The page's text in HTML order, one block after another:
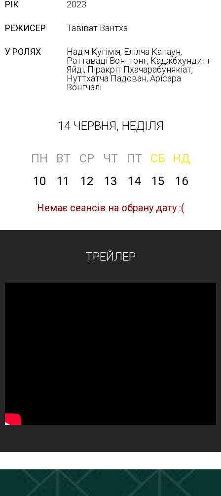
РІК 2023
РЕЖИСЕР Тавіват Вантха
У РОЛЯХ
Надіч Кугімія, Елілча Капаун,
Раттаваді Вонгтонг, Каджбхундитт
Яйді, Піракріт Пхачарабунякіат,
Нуттхатча Падован, Арісара
Вонгчалі
14 ЧЕРВНЯ, НЕДІЛЯ
ПН ВТ СР ЧТ ПТ СБ
НД
10
11 12 13 14 15 16
Немає сеансів на обрану дату :(
ТРЕЙЛЕР